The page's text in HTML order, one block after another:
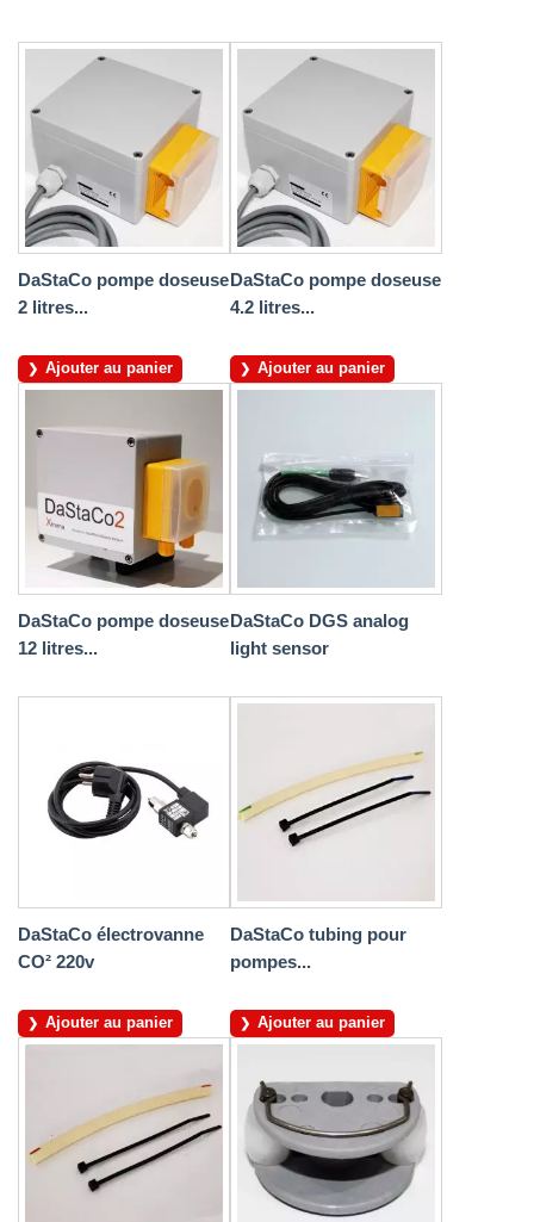
DaStaCo pompe doseuse
2 litres...
Ajouter au panier
DaStaCo pompe doseuse
4.2 litres...
Ajouter au panier
DaStaCo pompe doseuse
12 litres...
DaStaCo DGS analog
light sensor
DaStaCo électrovanne
CO² 220v
Ajouter au panier
DaStaCo tubing pour
pompes...
Ajouter au panier